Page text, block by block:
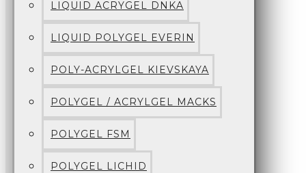
LIQUID ACRYGEL DNKA
LIQUID POLYGEL EVERIN
POLY-ACRYLGEL KIEVSKAYA
POLYGEL / ACRYLGEL MACKS
POLYGEL FSM
POLYGEL LICHID